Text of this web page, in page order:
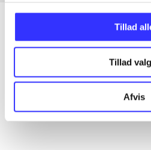
Tillad
Tillad
Afvis
Alle registrerede artikler
...